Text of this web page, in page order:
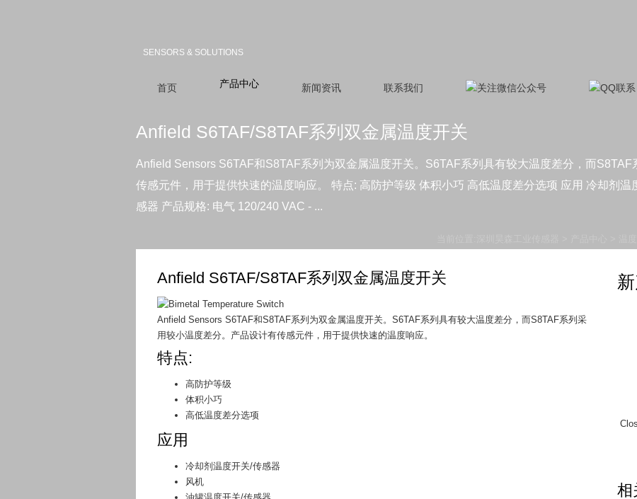
SENSORS & SOLUTIONS
首页 产品中心 新闻资讯 联系我们
Anfield S6TAF/S8TAF系列双金属温度开关
Anfield Sensors S6TAF和S8TAF系列为双金属温度开关。S6TAF系列具有较大温度差分，而
传感元件，用于提供快速的温度响应。 特点: 高防护等级 体积小巧 高低温度差分选项 应用 冷却剂
感器 产品规格: 电气 120/240 VAC - ...
Anfield S6TAF/S8TAF系列双金属温度开关
Anfield Sensors S6TAF和S8TAF系列为双金属温度开关。S6TAF系列具有较大温度差分，而S8TAF系列采
用较小温度差分。产品设计有传感元件，用于提供快速的温度响应。
特点:
高防护等级
体积小巧
高低温度差分选项
应用
冷却剂温度开关/传感器
风机
相